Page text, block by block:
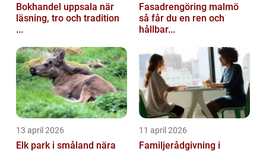
Bokhandel uppsala när
läsning, tro och tradition
...
Fasadrengöring malmö
så får du en ren och
hållbar...
13 april 2026
Elk park i småland nära
11 april 2026
Familjerådgivning i